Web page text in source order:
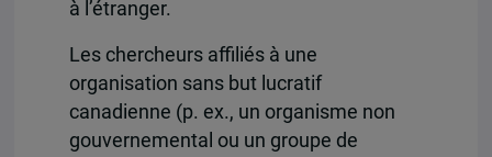
à l’étranger.
Les chercheurs affiliés à une
organisation sans but lucratif
canadienne (p. ex., un organisme non
gouvernemental ou un groupe de